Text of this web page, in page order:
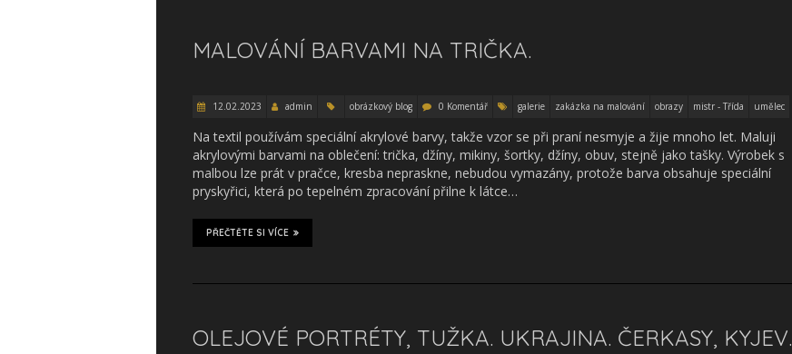
MALOVÁNÍ BARVAMI NA TRIČKA.
12.02.2023 admin obrázkový blog 0 Komentář galerie zakázka na malování obrazy mistr - Třída umělec
Na textil používám speciální akrylové barvy, takže vzor se při praní nesmyje a žije mnoho let. Maluji
akrylovými barvami na oblečení: trička, džíny, mikiny, šortky, džíny, obuv, stejně jako tašky. Výrobek s
malbou lze prát v pračce, kresba nepraskne, nebudou vymazány, protože barva obsahuje speciální
pryskyřici, která po tepelném zpracování přilne k látce…
PŘEČTĚTE SI VÍCE
OLEJOVÉ PORTRÉTY, TUŽKA. UKRAJINA. ČERKASY, KYJEV.